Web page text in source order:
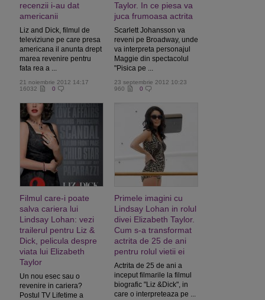
recenzii i-au dat
americanii
Liz and Dick, filmul de
televiziune pe care presa
americana il anunta drept
marea revenire pentru
fata rea a ...
21 noiembrie 2012 14:17
16032
0
Taylor. In ce piesa va
juca frumoasa actrita
Scarlett Johansson va
reveni pe Broadway, unde
va interpreta personajul
Maggie din spectacolul
"Pisica pe ...
23 septembrie 2012 10:23
960
0
Filmul care-i poate
salva cariera lui
Lindsay Lohan: vezi
trailerul pentru Liz &
Dick, pelicula despre
viata lui Elizabeth
Taylor
Un nou esec sau o
revenire in cariera?
Postul TV Lifetime a
Primele imagini cu
Lindsay Lohan in rolul
divei Elizabeth Taylor.
Cum s-a transformat
actrita de 25 de ani
pentru rolul vietii ei
Actrita de 25 de ani a
inceput filmarile la filmul
biografic "Liz &Dick", in
care o interpreteaza pe ...